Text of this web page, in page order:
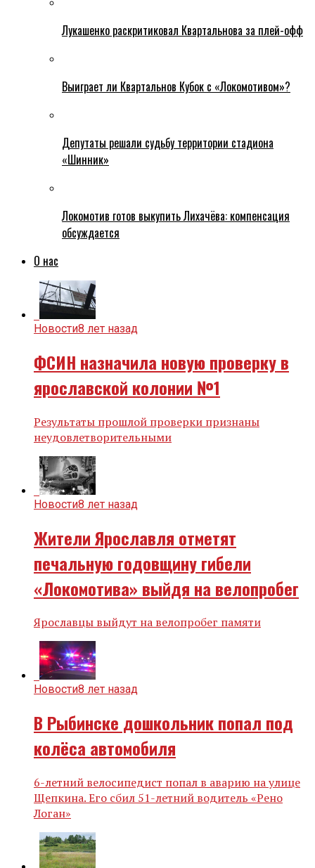
Лукашенко раскритиковал Квартальнова за плей-офф
Выиграет ли Квартальнов Кубок с «Локомотивом»?
Депутаты решали судьбу территории стадиона
«Шинник»
Локомотив готов выкупить Лихачёва: компенсация
обсуждается
О нас
Новости8 лет назад
ФСИН назначила новую проверку в
ярославской колонии №1
Результаты прошлой проверки признаны
неудовлетворительными
Новости8 лет назад
Жители Ярославля отметят
печальную годовщину гибели
«Локомотива» выйдя на велопробег
Ярославцы выйдут на велопробег памяти
Новости8 лет назад
В Рыбинске дошкольник попал под
колёса автомобиля
6-летний велосипедист попал в аварию на улице
Щепкина. Его сбил 51-летний водитель «Рено
Логан»